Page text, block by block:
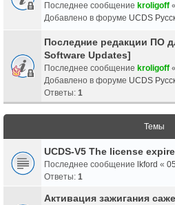
Последнее сообщение kroligoff «
Добавлено в форуме UCDS
Последние редакции ПО
Software Updates]
Последнее сообщение kroligoff «
Добавлено в форуме UCDS
Ответы: 1
Темы
UCDS-V5 The license
Последнее сообщение lkford «
Ответы: 1
Активация зажигания